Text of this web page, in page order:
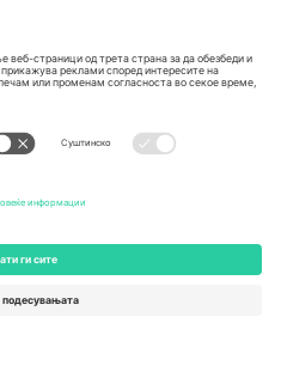
167 City Road, London, Greater
Kingdom
Engelberg, Switzerland